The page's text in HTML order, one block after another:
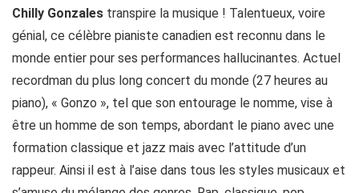
Chilly Gonzales transpire la musique ! Talentueux, voire
génial, ce célèbre pianiste canadien est reconnu dans le
monde entier pour ses performances hallucinantes. Actuel
recordman du plus long concert du monde (27 heures au
piano), « Gonzo », tel que son entourage le nomme, vise à
être un homme de son temps, abordant le piano avec une
formation classique et jazz mais avec l’attitude d’un
rappeur. Ainsi il est à l’aise dans tous les styles musicaux et